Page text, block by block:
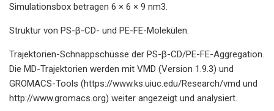
Simulationsbox betragen 6 × 6 × 9 nm3.
Struktur von PS-β-CD- und PE-FE-Molekülen.
Trajektorien-Schnappschüsse der PS-β-CD/PE-FE-Aggregation.
Die MD-Trajektorien werden mit VMD (Version 1.9.3) und
GROMACS-Tools (https://www.ks.uiuc.edu/Research/vmd und
http://www.gromacs.org) weiter angezeigt und analysiert.